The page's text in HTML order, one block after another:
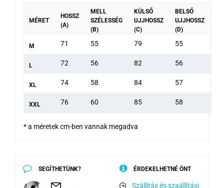
MÉRET
HOSSZ
(A)
MELL
SZÉLESSÉG
(B)
KÜLSŐ
UJJHOSSZ
(C)
BELSŐ
UJJHOSSZ
(D)
M 71 55 79 55
L 72 56 82 56
XL 74 58 84 57
XXL 76 60 85 58
* a méretek cm-ben vannak megadva
SEGÍTHETÜNK? ÉRDEKELHETNÉ ÖNT
Szállítás és szaállítási